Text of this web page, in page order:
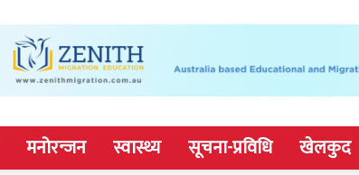
मनोरन्जन स्वास्थ्य सूचना-प्रविधि खेलकुद